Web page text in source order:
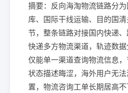
摘要：反向海淘物流链路分
库、国际干线运输、目的国
节，整条链路对接国内快递
快递多方物流渠道，轨迹数
仅能单一渠道查询物流信息
状态描述晦涩，海外用户无
置，物流咨询工单长期居高